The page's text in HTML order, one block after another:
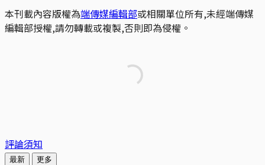
本刊載內容版權為端傳媒編輯部或相關單位所有,未經端傳媒
編輯部授權,請勿轉載或複製,否則即為侵權。
評論須知
最新 更多